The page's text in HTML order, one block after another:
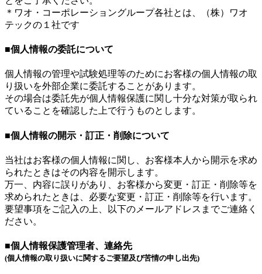
＊ワオ・コーポレーショングループ各社とは、（株）ワオ
テックの１社です
■個人情報の委託について
個人情報の管理や試験処理等のためにお客様の個人情報の取
り扱いを外部企業に委託することがあります。
その場合は委託先が個人情報保護に関し十分な対策が取られ
ていることを確認した上で行うものとします。
■個人情報の開示・訂正・削除について
当社はお客様の個人情報に関し、お客様本人から開示を求め
られたときはその内容を開示します。
万一、内容に誤りがあり、お客様から変更・訂正・削除等を
求められたときは、必要な変更・訂正・削除等を行います。
要望事項をご記入の上、以下のメールアドレスまでご連絡く
ださい。
■個人情報保護管理者、連絡先
(個人情報の取り扱いに関するご要望及び苦情の申し出先)